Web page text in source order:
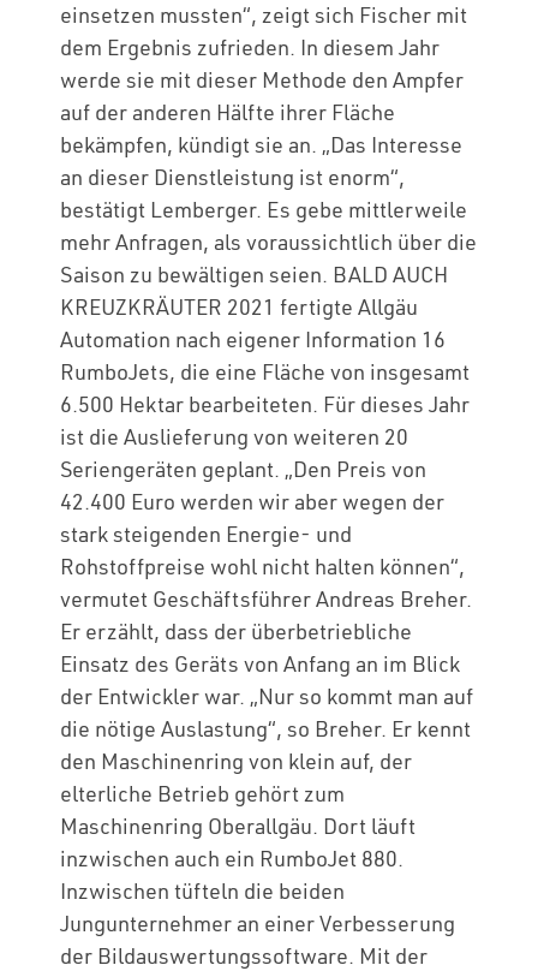
einsetzen mussten“, zeigt sich Fischer mit
dem Ergebnis zufrieden. In diesem Jahr
werde sie mit dieser Methode den Ampfer
auf der anderen Hälfte ihrer Fläche
bekämpfen, kündigt sie an. „Das Interesse
an dieser Dienstleistung ist enorm“,
bestätigt Lemberger. Es gebe mittlerweile
mehr Anfragen, als voraussichtlich über die
Saison zu bewältigen seien. BALD AUCH
KREUZKRÄUTER 2021 fertigte Allgäu
Automation nach eigener Information 16
RumboJets, die eine Fläche von insgesamt
6.500 Hektar bearbeiteten. Für dieses Jahr
ist die Auslieferung von weiteren 20
Seriengeräten geplant. „Den Preis von
42.400 Euro werden wir aber wegen der
stark steigenden Energie- und
Rohstoffpreise wohl nicht halten können“,
vermutet Geschäftsführer Andreas Breher.
Er erzählt, dass der überbetriebliche
Einsatz des Geräts von Anfang an im Blick
der Entwickler war. „Nur so kommt man auf
die nötige Auslastung“, so Breher. Er kennt
den Maschinenring von klein auf, der
elterliche Betrieb gehört zum
Maschinenring Oberallgäu. Dort läuft
inzwischen auch ein RumboJet 880.
Inzwischen tüfteln die beiden
Jungunternehmer an einer Verbesserung
der Bildauswertungssoftware. Mit der